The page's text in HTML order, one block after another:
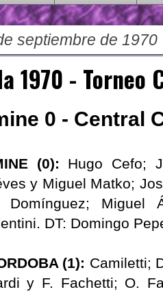
septiembre de 1970
1970 - Torneo
0 - Central
(0): Hugo Cefo;
y Miguel Matko;
Domínguez; Miguel
DT: Domingo
(1): Camiletti;
y F. Fachetti; O.